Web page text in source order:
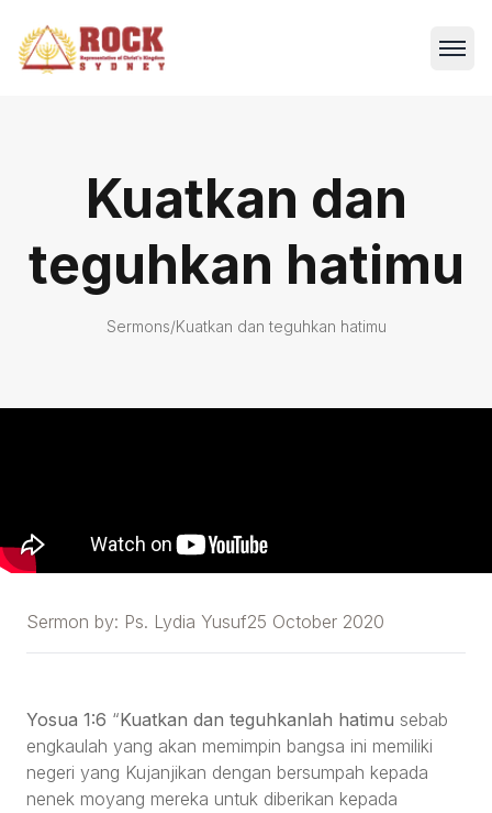
Kuatkan dan
teguhkan hatimu
Sermons/Kuatkan dan teguhkan hatimu
Sermon by: Ps. Lydia Yusuf25 October 2020
Yosua 1:6 “Kuatkan dan teguhkanlah hatimu sebab
engkaulah yang akan memimpin bangsa ini memiliki
negeri yang Kujanjikan dengan bersumpah kepada
nenek moyang mereka untuk diberikan kepada